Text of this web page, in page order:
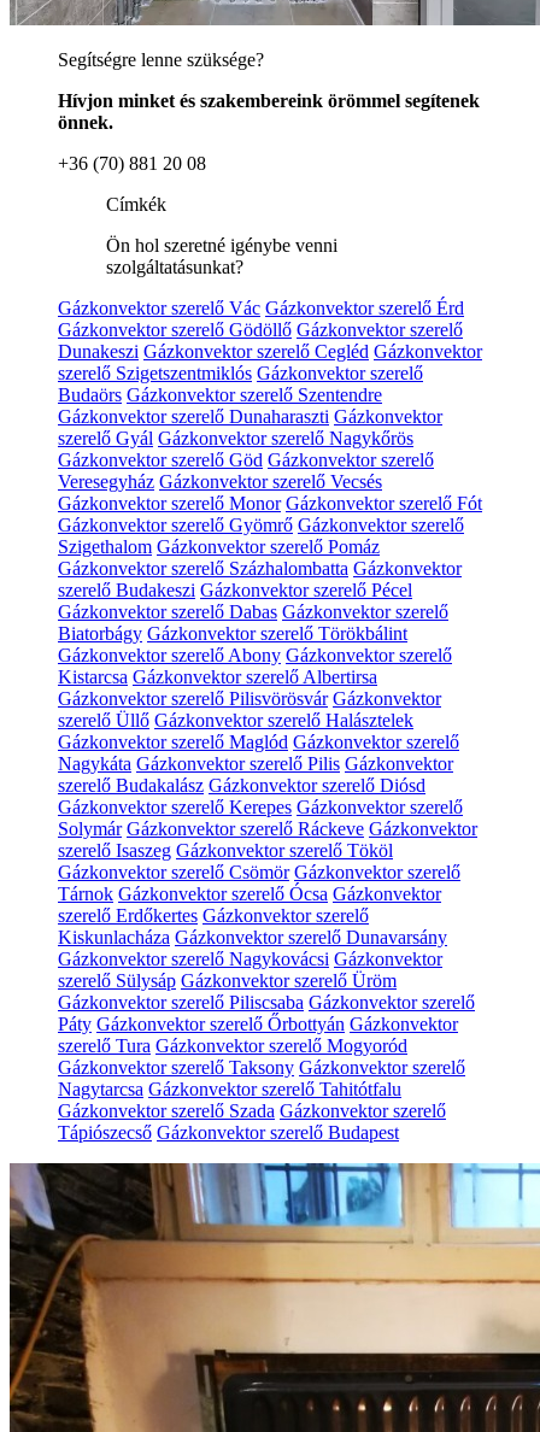
Segítségre lenne szüksége?
Hívjon minket és szakembereink örömmel segítenek
önnek.
+36 (70) 881 20 08
Címkék
Ön hol szeretné igénybe venni
szolgáltatásunkat?
Gázkonvektor szerelő Vác Gázkonvektor szerelő Érd
Gázkonvektor szerelő Gödöllő Gázkonvektor szerelő
Dunakeszi Gázkonvektor szerelő Cegléd Gázkonvektor
szerelő Szigetszentmiklós Gázkonvektor szerelő
Budaörs Gázkonvektor szerelő Szentendre
Gázkonvektor szerelő Dunaharaszti Gázkonvektor
szerelő Gyál Gázkonvektor szerelő Nagykőrös
Gázkonvektor szerelő Göd Gázkonvektor szerelő
Veresegyház Gázkonvektor szerelő Vecsés
Gázkonvektor szerelő Monor Gázkonvektor szerelő Fót
Gázkonvektor szerelő Gyömrő Gázkonvektor szerelő
Szigethalom Gázkonvektor szerelő Pomáz
Gázkonvektor szerelő Százhalombatta Gázkonvektor
szerelő Budakeszi Gázkonvektor szerelő Pécel
Gázkonvektor szerelő Dabas Gázkonvektor szerelő
Biatorbágy Gázkonvektor szerelő Törökbálint
Gázkonvektor szerelő Abony Gázkonvektor szerelő
Kistarcsa Gázkonvektor szerelő Albertirsa
Gázkonvektor szerelő Pilisvörösvár Gázkonvektor
szerelő Üllő Gázkonvektor szerelő Halásztelek
Gázkonvektor szerelő Maglód Gázkonvektor szerelő
Nagykáta Gázkonvektor szerelő Pilis Gázkonvektor
szerelő Budakalász Gázkonvektor szerelő Diósd
Gázkonvektor szerelő Kerepes Gázkonvektor szerelő
Solymár Gázkonvektor szerelő Ráckeve Gázkonvektor
szerelő Isaszeg Gázkonvektor szerelő Tököl
Gázkonvektor szerelő Csömör Gázkonvektor szerelő
Tárnok Gázkonvektor szerelő Ócsa Gázkonvektor
szerelő Erdőkertes Gázkonvektor szerelő
Kiskunlacháza Gázkonvektor szerelő Dunavarsány
Gázkonvektor szerelő Nagykovácsi Gázkonvektor
szerelő Sülysáp Gázkonvektor szerelő Üröm
Gázkonvektor szerelő Piliscsaba Gázkonvektor szerelő
Páty Gázkonvektor szerelő Őrbottyán Gázkonvektor
szerelő Tura Gázkonvektor szerelő Mogyoród
Gázkonvektor szerelő Taksony Gázkonvektor szerelő
Nagytarcsa Gázkonvektor szerelő Tahitótfalu
Gázkonvektor szerelő Szada Gázkonvektor szerelő
Tápiószecső Gázkonvektor szerelő Budapest